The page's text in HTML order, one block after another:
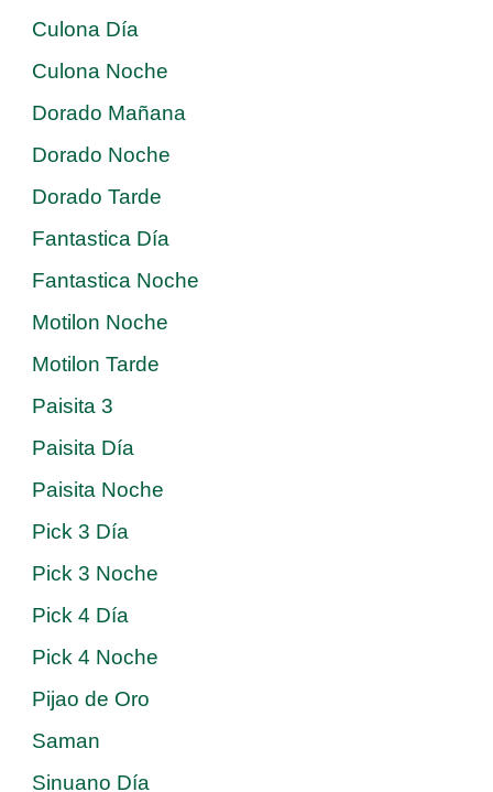
Culona Día
Culona Noche
Dorado Mañana
Dorado Noche
Dorado Tarde
Fantastica Día
Fantastica Noche
Motilon Noche
Motilon Tarde
Paisita 3
Paisita Día
Paisita Noche
Pick 3 Día
Pick 3 Noche
Pick 4 Día
Pick 4 Noche
Pijao de Oro
Saman
Sinuano Día